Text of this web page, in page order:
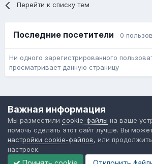
Перейти к списку тем
Последние посетители 0
Ни одного зарегистрированного
просматривает данную страницу
Форум общественного
Powered by Invision
Важная информация
Мы разместили cookie-файлы на ваше
помочь сделать этот сайт лучше. Вы
настройки cookie-файлов, или
настроек.